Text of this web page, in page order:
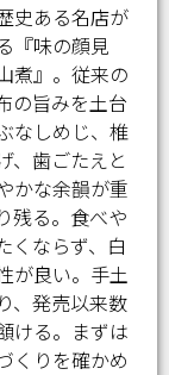
史ある名店が
『味の顔見
煮』。従来の
の旨みを土台
なしめじ、椎
、歯ごたえと
かな余韻が重
残る。食べや
くならず、白
が良い。手土
、発売以来数
ける。まずは
くりを確かめ